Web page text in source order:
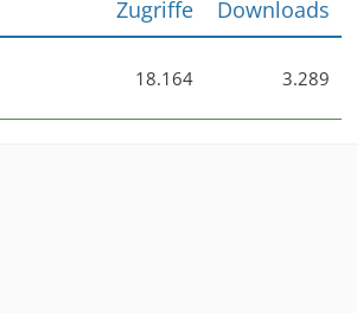
Zugriffe Downloads
18.164 3.289